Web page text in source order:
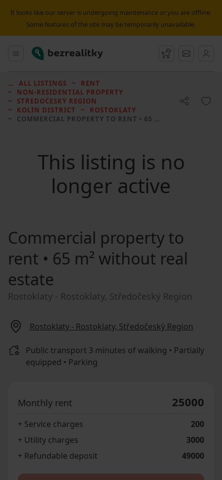
It looks like our server is undergoing maintenance or you are offline.
Some features of the site may be temporarily unavailable.
Main menu
Bezrealitky Watchdog
ALL LISTINGS
RENT
NON-RESIDENTIAL PROPERTY
STŘEDOČESKÝ REGION
KOLÍN DISTRICT
ROSTOKLATY
COMMERCIAL PROPERTY TO RENT • 65 M² WITHOUT REAL ESTATE
This listing is no
longer active
Commercial property to
rent • 65 m² without real
estate
Rostoklaty - Rostoklaty, Středočeský Region
Rostoklaty - Rostoklaty, Středočeský Region
Public transport 3 minutes of walking • Partially
equipped • Parking
Monthly rent 25000
+ Service charges
200
+ Utility charges
3000
+ Refundable deposit
49000